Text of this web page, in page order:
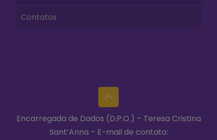
Contatos
Encarregada de Dados (D.P.O.) – Teresa Cristina
Sant’Anna – E-mail de contato: